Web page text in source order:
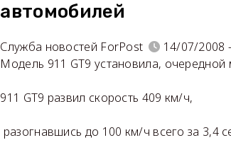
автомобилей
Служба новостей ForPost
14/07/2008
Модель 911 GT9 установила,
911 GT9 развил скорость 409 км/ч,
разогнавшись до 100 км/ч всего за 3,4